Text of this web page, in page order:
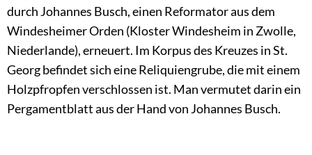
durch Johannes Busch, einen Reformator aus dem
Windesheimer Orden (Kloster Windesheim in Zwolle,
Niederlande), erneuert. Im Korpus des Kreuzes in St.
Georg befindet sich eine Reliquiengrube, die mit einem
Holzpfropfen verschlossen ist. Man vermutet darin ein
Pergamentblatt aus der Hand von Johannes Busch.